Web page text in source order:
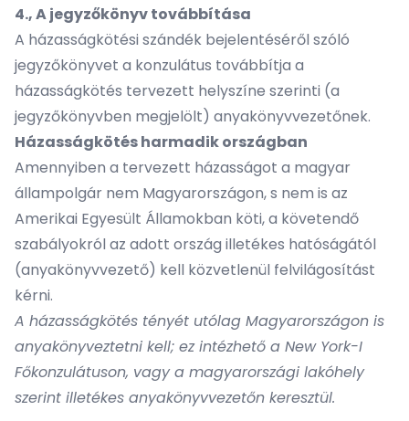
4., A jegyzőkönyv továbbítása
A házasságkötési szándék bejelentéséről szóló
jegyzőkönyvet a konzulátus továbbítja a
házasságkötés tervezett helyszíne szerinti (a
jegyzőkönyvben megjelölt) anyakönyvvezetőnek.
Házasságkötés harmadik országban
Amennyiben a tervezett házasságot a magyar
állampolgár nem Magyarországon, s nem is az
Amerikai Egyesült Államokban köti, a követendő
szabályokról az adott ország illetékes hatóságától
(anyakönyvvezető) kell közvetlenül felvilágosítást
kérni.
A házasságkötés tényét utólag Magyarországon is
anyakönyveztetni kell; ez intézhető a New York-I
Főkonzulátuson, vagy a magyarországi lakóhely
szerint illetékes anyakönyvvezetőn keresztül.